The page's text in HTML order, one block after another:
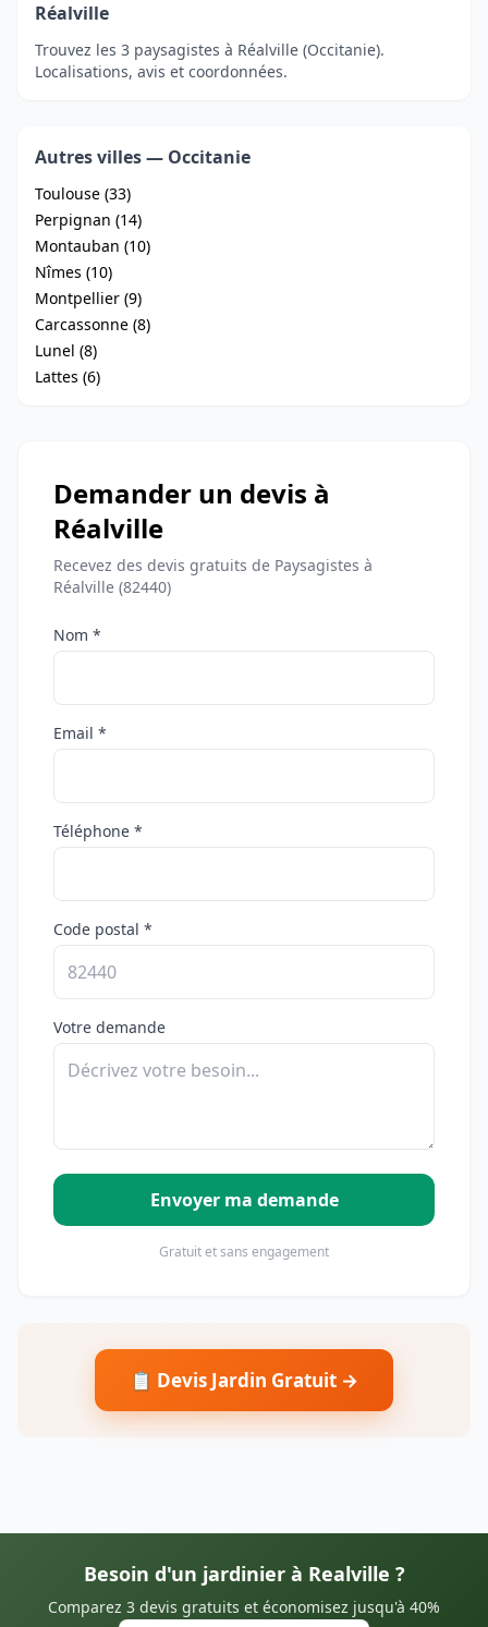
Réalville
Trouvez les 3 paysagistes à Réalville (Occitanie).
Localisations, avis et coordonnées.
Autres villes — Occitanie
Toulouse (33)
Perpignan (14)
Montauban (10)
Nîmes (10)
Montpellier (9)
Carcassonne (8)
Lunel (8)
Lattes (6)
Demander un devis à
Réalville
Recevez des devis gratuits de Paysagistes à
Réalville (82440)
Nom *
Email *
Téléphone *
Code postal *
Votre demande
Envoyer ma demande
Gratuit et sans engagement
📋 Devis Jardin Gratuit →
Besoin d'un jardinier à Realville ?
Comparez 3 devis gratuits et économisez jusqu'à 40%